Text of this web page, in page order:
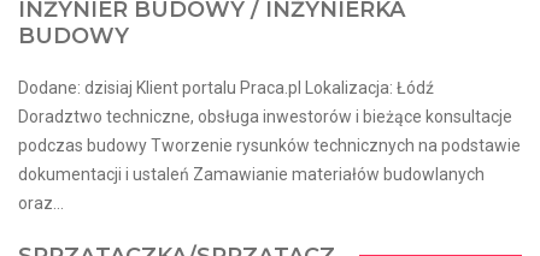
INŻYNIER BUDOWY / INŻYNIERKA
BUDOWY
Dodane: dzisiaj Klient portalu Praca.pl Lokalizacja: Łódź
Doradztwo techniczne, obsługa inwestorów i bieżące konsultacje
podczas budowy Tworzenie rysunków technicznych na podstawie
dokumentacji i ustaleń Zamawianie materiałów budowlanych
oraz...